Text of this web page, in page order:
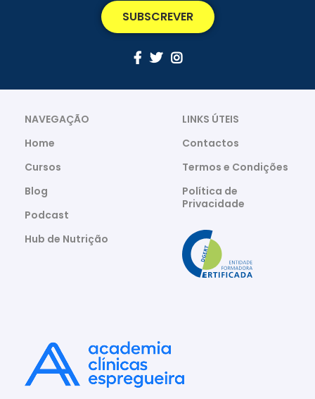
NAVEGAÇÃO
Home
Cursos
Blog
Podcast
Hub de Nutrição
LINKS ÚTEIS
Contactos
Termos e Condições
Política de
Privacidade
SUBSCREVER